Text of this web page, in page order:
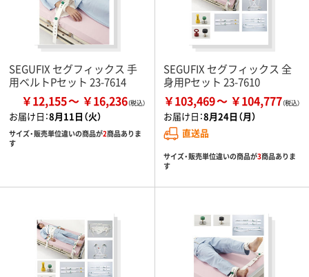
SEGUFIX セグフィックス 手
用ベルトPセット 23-7614
￥12,155 ￥16,236
お届け日：8月11日（火）
サイズ・販売単位違いの商品が2商品ありま
す
SEGUFIX セグフィックス 全
身用Pセット 23-7610
￥103,469 ￥104,777
お届け日：8月24日（月）
直送品
サイズ・販売単位違いの商品が3商品ありま
す